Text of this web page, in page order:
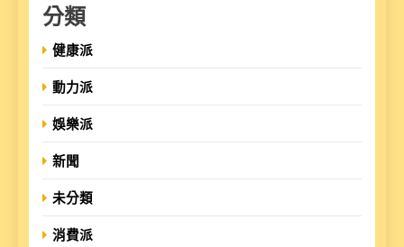
分類
健康派
動力派
娛樂派
新聞
未分類
消費派